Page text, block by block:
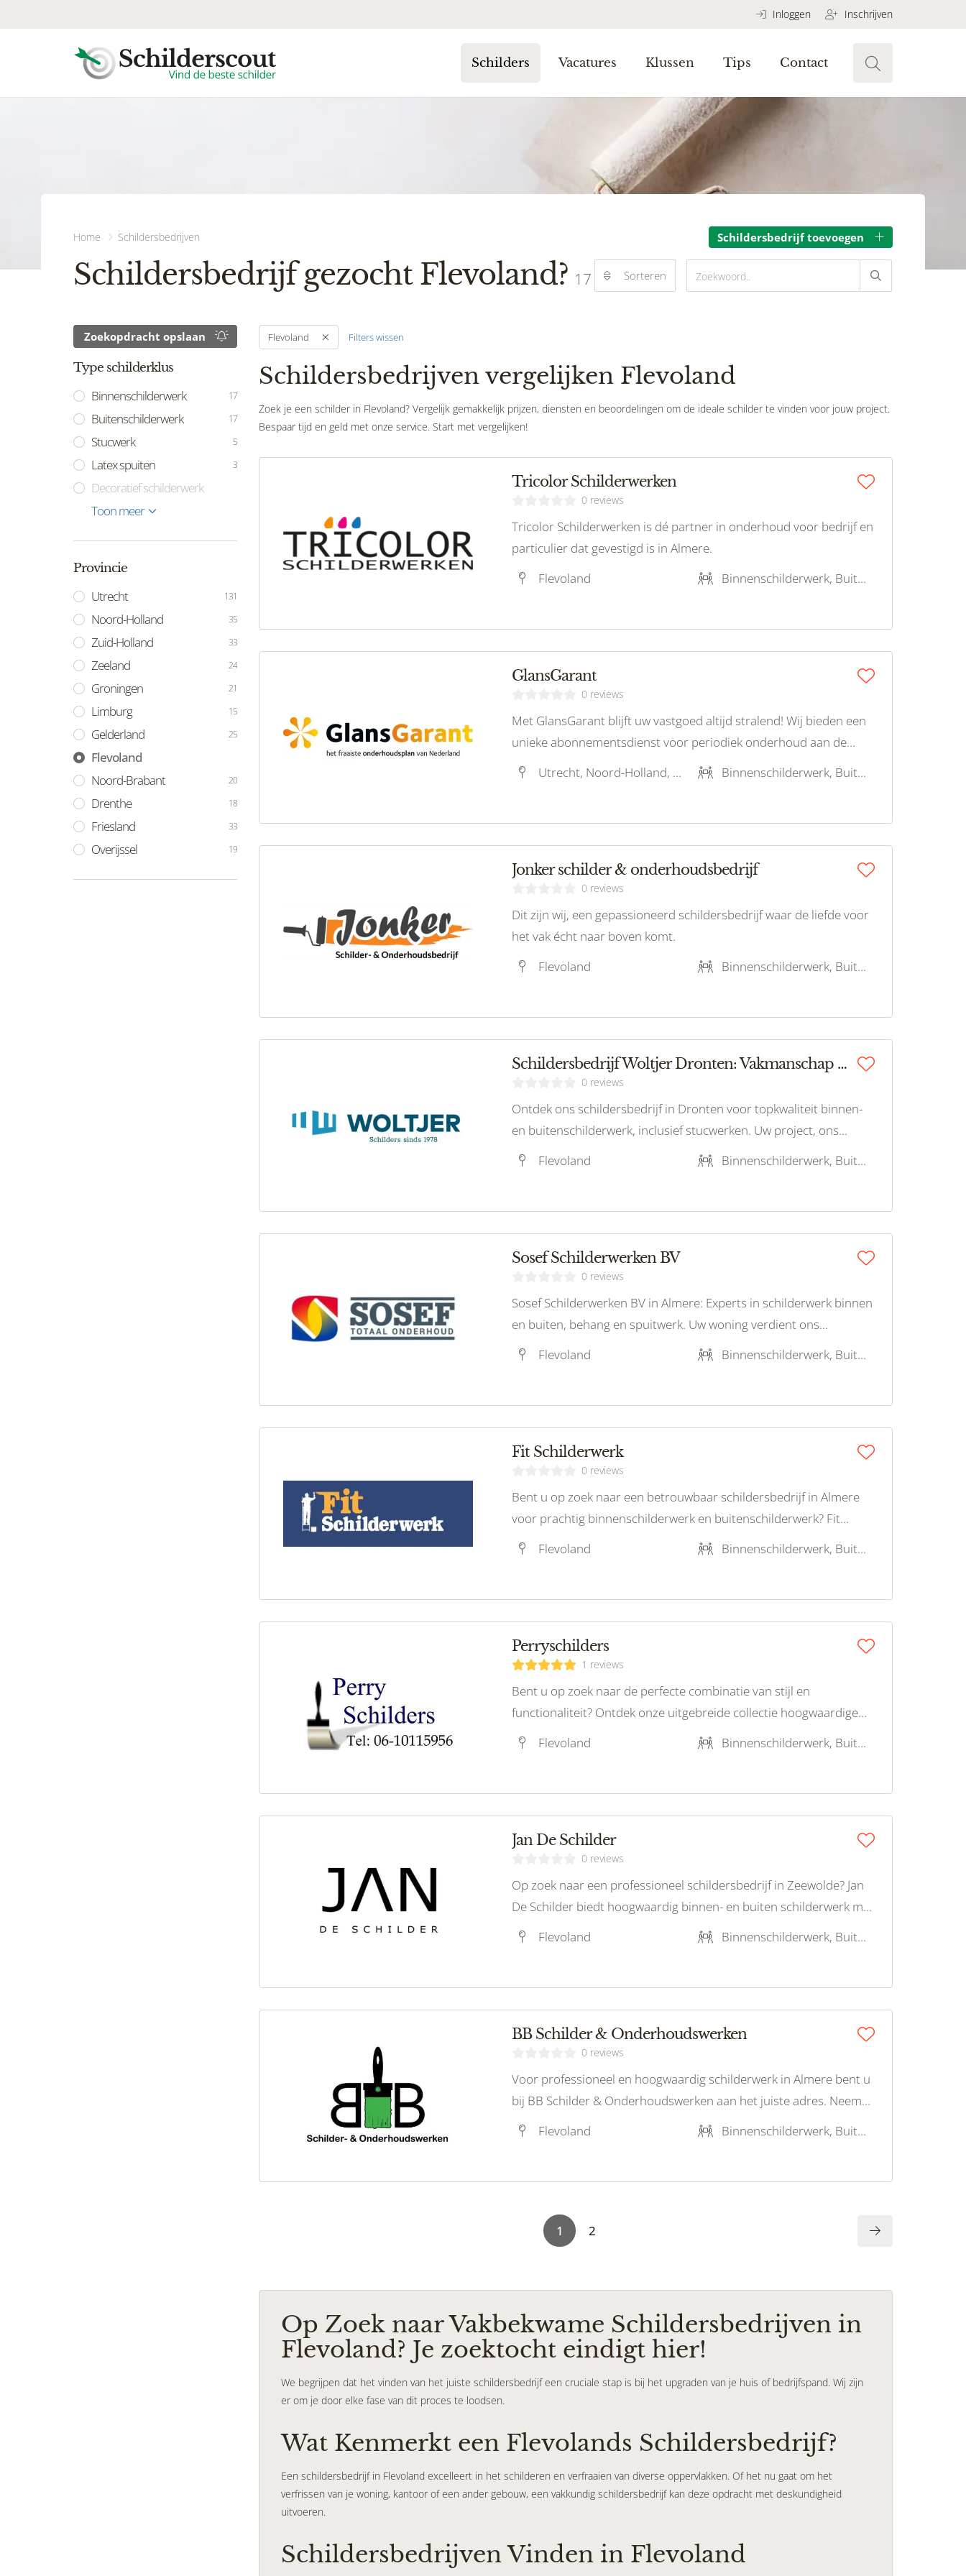
Home Schildersbedrijven
Schildersbedrijf gezocht Flevoland? 17 Sorteren
Schildersbedrijf toevoegen
Zoekopdracht opslaan
Type schilderklus
Binnenschilderwerk 17
Buitenschilderwerk 17
Stucwerk 5
Latex spuiten 3
Decoratief schilderwerk
Onderhoudsschilderwerk
Restauratieschilderwerk
Behangwerk
Houtrotreparatie
Reiniging en onderhoud
Kleuradvies
Toon meer
Provincie
Utrecht 131
Noord-Holland 35
Zuid-Holland 33
Zeeland 24
Groningen 21
Limburg 15
Gelderland 25
Flevoland
Noord-Brabant
20
Drenthe 18
Friesland 33
Overijssel 19
Flevoland Filters wissen
Schildersbedrijven vergelijken Flevoland
Zoek je een schilder in Flevoland? Vergelijk gemakkelijk prijzen, diensten en beoordelingen om de ideale schilder te vinden voor jouw project.
Bespaar tijd en geld met onze service. Start met vergelijken!
Tricolor Schilderwerken
0 reviews
Tricolor Schilderwerken is dé partner in onderhoud voor bedrijf en
particulier dat gevestigd is in Almere.
Flevoland
Binnenschilderwerk, Buitenschilderwerk
GlansGarant
0 reviews
Met GlansGarant blijft uw vastgoed altijd stralend! Wij bieden een
unieke abonnementsdienst voor periodiek onderhoud aan de
buitenkant van uw woning of bedrijfspand. Onze diensten
Utrecht, Noord-Holland, Zuid-Holland, Zeeland, Groningen, Limburg, Gelderland, Flevoland, Noord-Brabant, Drenthe, Friesland, Overijssel Binnenschilderwerk, Buitenschilderwerk
Jonker schilder & onderhoudsbedrijf
0 reviews
Dit zijn wij, een gepassioneerd schildersbedrijf waar de liefde voor
het vak écht naar boven komt.
Flevoland
Binnenschilderwerk, Buitenschilderwerk, Stucwerk, Onderhoudsschilderwerk, Behangwerk
Schildersbedrijf Woltjer Dronten: Vakmanschap in stucwerken
0 reviews
Ontdek ons schildersbedrijf in Dronten voor topkwaliteit binnen-
en buitenschilderwerk, inclusief stucwerken. Uw project, ons
vakmanschap.
Flevoland Binnenschilderwerk, Buitenschilderwerk, Stucwerk
Sosef Schilderwerken BV
0 reviews
Sosef Schilderwerken BV in Almere: Experts in schilderwerk binnen
en buiten, behang en spuitwerk. Uw woning verdient ons
vakmanschap.
Flevoland Binnenschilderwerk, Buitenschilderwerk, Stucwerk, Latex spuiten, Reiniging en onderhoud
Fit Schilderwerk
0 reviews
Bent u op zoek naar een betrouwbaar schildersbedrijf in Almere
voor prachtig binnenschilderwerk en buitenschilderwerk? Fit
Schilderwerken staat voor u klaar met ervaren schilders en
Flevoland Binnenschilderwerk, Buitenschilderwerk, Houtrotreparatie
Perryschilders
1 reviews
Bent u op zoek naar de perfecte combinatie van stijl en
functionaliteit? Ontdek onze uitgebreide collectie hoogwaardige
producten van topkwaliteit.
Flevoland Binnenschilderwerk, Buitenschilderwerk
Jan De Schilder
0 reviews
Op zoek naar een professioneel schildersbedrijf in Zeewolde? Jan
De Schilder biedt hoogwaardig binnen- en buiten schilderwerk met
duurzame resultaten. Neem vandaag nog contact op!
Flevoland Binnenschilderwerk, Buitenschilderwerk
BB Schilder & Onderhoudswerken
0 reviews
Voor professioneel en hoogwaardig schilderwerk in Almere bent u
bij BB Schilder & Onderhoudswerken aan het juiste adres. Neem
vandaag nog contact op voor een vrijblijvende offerte!
Flevoland Binnenschilderwerk, Buitenschilderwerk, Behangwerk, Houtrotreparatie
1 2
Op Zoek naar Vakbekwame Schildersbedrijven in
Flevoland? Je zoektocht eindigt hier!
We begrijpen dat het vinden van het juiste schildersbedrijf een cruciale stap is bij het upgraden van je huis of bedrijfspand. Wij zijn
er om je door elke fase van dit proces te loodsen.
Wat Kenmerkt een Flevolands Schildersbedrijf?
Een schildersbedrijf in Flevoland excelleert in het schilderen en verfraaien van diverse oppervlakken. Of het nu gaat om het
verfrissen van je woning, kantoor of een ander gebouw, een vakkundig schildersbedrijf kan deze opdracht met deskundigheid
uitvoeren.
Schildersbedrijven Vinden in Flevoland
Inloggen Inschrijven
Schilders Vacatures Klussen Tips Contact